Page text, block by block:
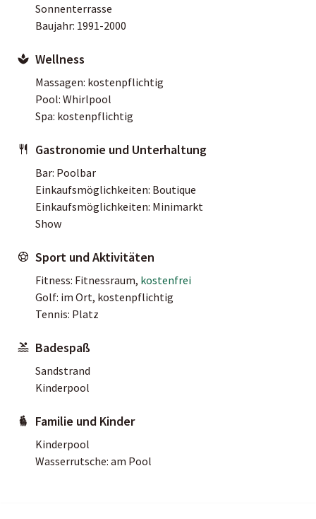
Sonnenterrasse
Baujahr: 1991-2000
Wellness
Massagen: kostenpflichtig
Pool: Whirlpool
Spa: kostenpflichtig
Gastronomie und Unterhaltung
Bar: Poolbar
Einkaufsmöglichkeiten: Boutique
Einkaufsmöglichkeiten: Minimarkt
Show
Sport und Aktivitäten
Fitness: Fitnessraum, kostenfrei
Golf: im Ort, kostenpflichtig
Tennis: Platz
Badespaß
Sandstrand
Kinderpool
Familie und Kinder
Kinderpool
Wasserrutsche: am Pool